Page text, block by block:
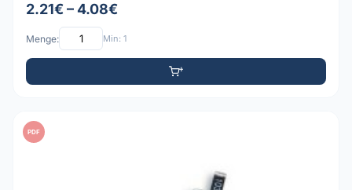
2.21€ – 4.08€
Menge: Min: 1
PDF